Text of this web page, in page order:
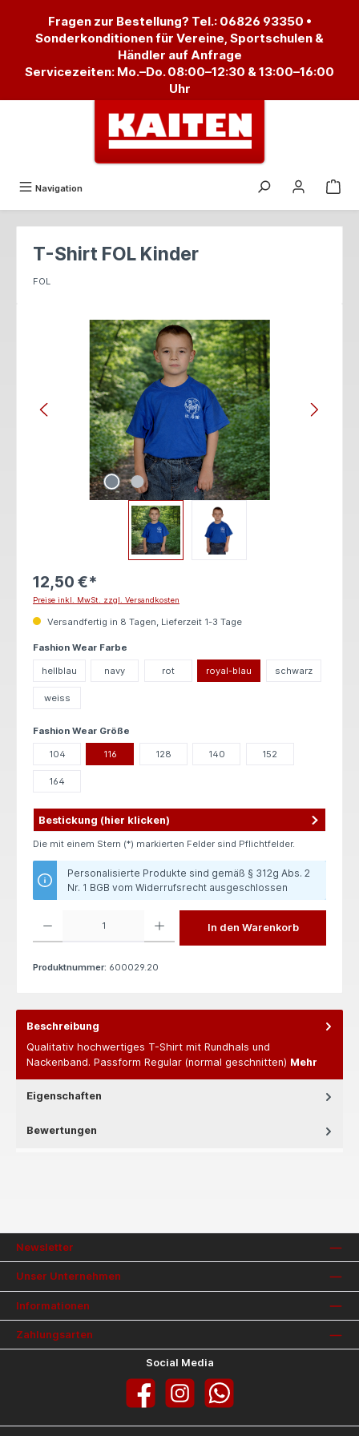
Fragen zur Bestellung? Tel.: 06826 93350 •
Sonderkonditionen für Vereine, Sportschulen &
Händler auf Anfrage
Servicezeiten: Mo.–Do. 08:00–12:30 & 13:00–16:00
Uhr
Navigation
T-Shirt FOL Kinder
FOL
Bildergalerie überspringen
12,50 €*
Preise inkl. MwSt. zzgl. Versandkosten
Versandfertig in 8 Tagen, Lieferzeit 1-3 Tage
Fashion Wear Farbe
hellblau navy rot royal-blau schwarz
weiss
Fashion Wear Größe
104 116 128 140 152
164
Bestickung (hier klicken)
Die mit einem Stern (*) markierten Felder sind Pflichtfelder.
Personalisierte Produkte sind gemäß § 312g Abs. 2
Nr. 1 BGB vom Widerrufsrecht ausgeschlossen
In den Warenkorb
Produktnummer: 600029.20
Beschreibung
Qualitativ hochwertiges T-Shirt mit Rundhals und
Nackenband. Passform Regular (normal geschnitten) Mehr
Eigenschaften
Bewertungen
Newsletter
Unser Unternehmen
Informationen
Zahlungsarten
Social Media
Facebook InstagramWhatsApp